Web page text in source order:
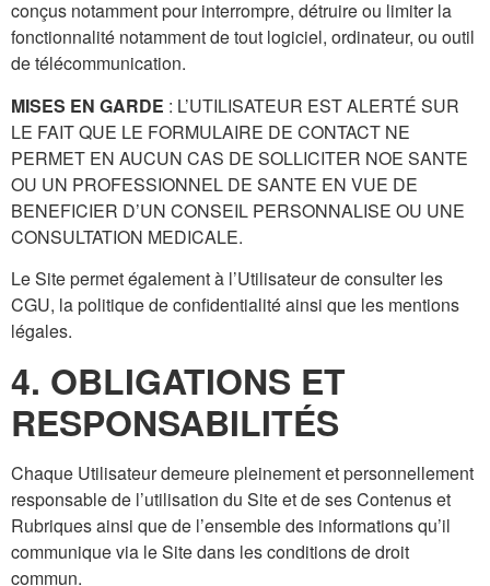
conçus notamment pour interrompre, détruire ou limiter la
fonctionnalité notamment de tout logiciel, ordinateur, ou outil
de télécommunication.
MISES EN GARDE : L’UTILISATEUR EST ALERTÉ SUR
LE FAIT QUE LE FORMULAIRE DE CONTACT NE
PERMET EN AUCUN CAS DE SOLLICITER NOE SANTE
OU UN PROFESSIONNEL DE SANTE EN VUE DE
BENEFICIER D’UN CONSEIL PERSONNALISE OU UNE
CONSULTATION MEDICALE.
Le Site permet également à l’Utilisateur de consulter les
CGU, la politique de confidentialité ainsi que les mentions
légales.
4. OBLIGATIONS ET
RESPONSABILITÉS
Chaque Utilisateur demeure pleinement et personnellement
responsable de l’utilisation du Site et de ses Contenus et
Rubriques ainsi que de l’ensemble des informations qu’il
communique via le Site dans les conditions de droit
commun.